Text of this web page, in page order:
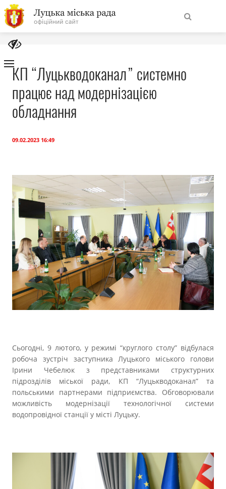
На
головну
Навігація
сайту
Про місто
Бюджет
Публічна інформація
Прозорість влади
Документи
КП “Луцькводоканал” системно
працює над модернізацією
обладнання
09.02.2023 16:49
Сьогодні, 9 лютого, у режимі “круглого столу” відбулася
робоча зустріч заступника Луцького міського голови
Ірини Чебелюк з представниками структурних
підрозділів міської ради, КП “Луцькводоканал” та
польськими партнерами підприємства. Обговорювали
можливість модернізації технологічної системи
водопровідної станції у місті Луцьку.